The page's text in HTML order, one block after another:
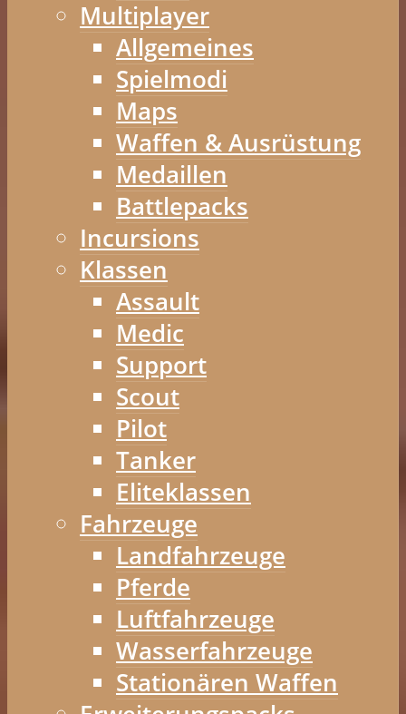
Multiplayer
Allgemeines
Spielmodi
Maps
Waffen & Ausrüstung
Medaillen
Battlepacks
Incursions
Klassen
Assault
Medic
Support
Scout
Pilot
Tanker
Eliteklassen
Fahrzeuge
Landfahrzeuge
Pferde
Luftfahrzeuge
Wasserfahrzeuge
Stationären Waffen